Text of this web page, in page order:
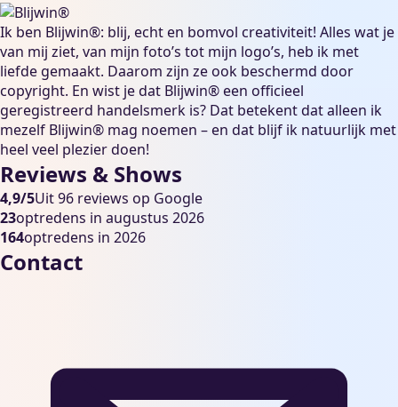
Ik ben Blijwin®: blij, echt en bomvol creativiteit! Alles wat je
van mij ziet, van mijn foto’s tot mijn logo’s, heb ik met
liefde gemaakt. Daarom zijn ze ook beschermd door
copyright. En wist je dat Blijwin® een officieel
geregistreerd handelsmerk is? Dat betekent dat alleen ik
mezelf Blijwin® mag noemen – en dat blijf ik natuurlijk met
heel veel plezier doen!
Reviews & Shows
4,9/5Uit 96 reviews op Google
23optredens in augustus 2026
164optredens in 2026
Contact